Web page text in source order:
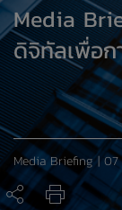
​Media
ดิจิทัลเพื่อก
​Media Briefing |